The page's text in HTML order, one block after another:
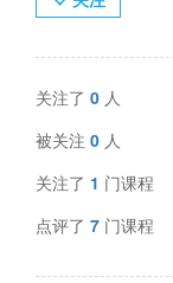
关注了 0 人
被关注 0 人
关注了 1 门课程
点评了 7 门课程